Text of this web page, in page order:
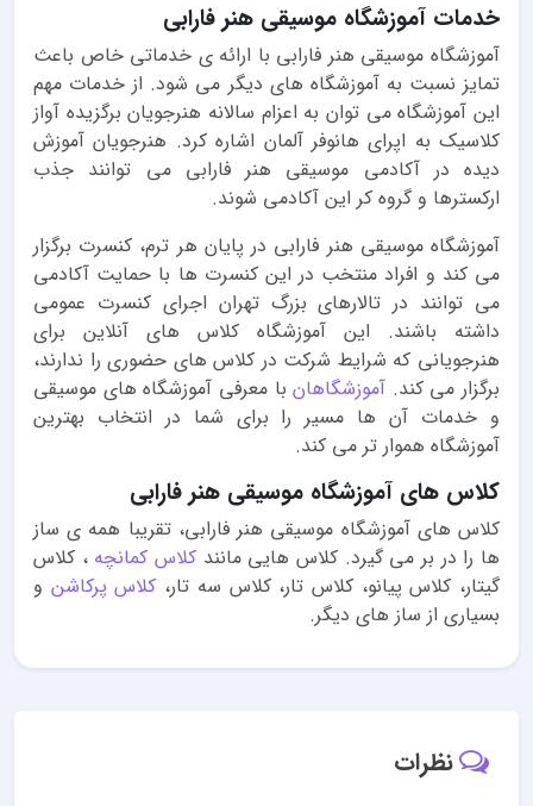
خدمات آموزشگاه موسیقی هنر فارابی
آموزشگاه موسیقی هنر فارابی با ارائه ی خدماتی خاص باعث
تمایز نسبت به آموزشگاه های دیگر می شود. از خدمات مهم
این آموزشگاه می توان به اعزام سالانه هنرجویان برگزیده آواز
کلاسیک به اپرای هانوفر آلمان اشاره کرد. هنرجویان آموزش
دیده در آکادمی موسیقی هنر فارابی می توانند جذب
ارکسترها و گروه کر این آکادمی شوند.
آموزشگاه موسیقی هنر فارابی در پایان هر ترم، کنسرت برگزار
می کند و افراد منتخب در این کنسرت ها با حمایت آکادمی
می توانند در تالارهای بزرگ تهران اجرای کنسرت عمومی
داشته باشند. این آموزشگاه کلاس های آنلاین برای
هنرجویانی که شرایط شرکت در کلاس های حضوری را ندارند،
برگزار می کند. آموزشگاهانبا معرفی آموزشگاه های موسیقی
و خدمات آن ها مسیر را برای شما در انتخاب بهترین
آموزشگاه هموار تر می کند.
کلاس های آموزشگاه موسیقی هنر فارابی
کلاس های آموزشگاه موسیقی هنر فارابی، تقریبا همه ی ساز
ها را در بر می گیرد. کلاس هایی مانند کلاس کمانچه ، کلاس
گیتار، کلاس پیانو، کلاس تار، کلاس سه تار، کلاس پرکاشن و
بسیاری از ساز های دیگر.
نظرات